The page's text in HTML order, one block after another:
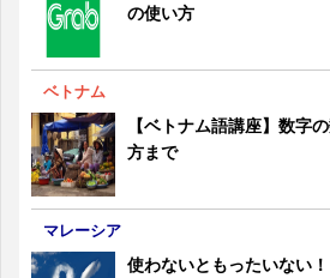
の使い方
ベトナム
【ベトナム語講座】数字
方まで
マレーシア
使わないともったいない